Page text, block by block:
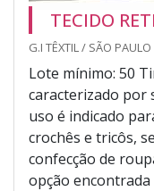
TECIDO
G.I TÊXTIL / SÃO PAULO
Lote mínimo: 50
caracterizado por
uso é indicado
crochês e tricôs,
confecção de
opção